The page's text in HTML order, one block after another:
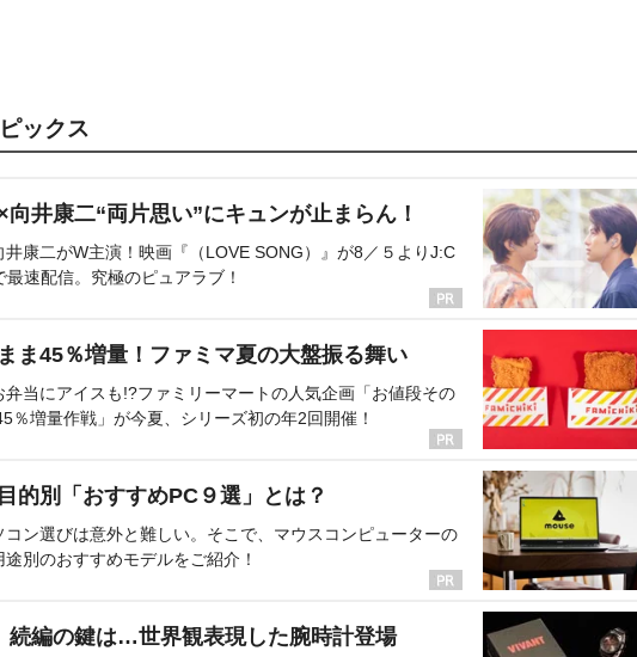
ックス
井康二“両片思い”にキュンが止まらん！
井康二がW主演！映画『（LOVE SONG）』が8／５よりJ:C
速配信。究極のピュアラブ！
ま45％増量！ファミマ夏の大盤振る舞い
弁当にアイスも!?ファミリーマートの人気企画「お値段その
％増量作戦」が今夏、シリーズ初の年2回開催！
的別「おすすめPC９選」とは？
コン選びは意外と難しい。そこで、マウスコンピューターの
別のおすすめモデルをご紹介！
続編の鍵は…世界観表現した腕時計登場